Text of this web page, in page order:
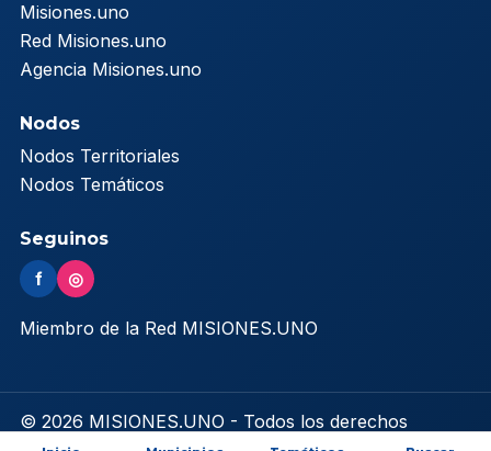
Misiones.uno
Red Misiones.uno
Agencia Misiones.uno
Nodos
Nodos Territoriales
Nodos Temáticos
Seguinos
f ◎
Miembro de la Red MISIONES.UNO
© 2026 MISIONES.UNO - Todos los derechos
reservados